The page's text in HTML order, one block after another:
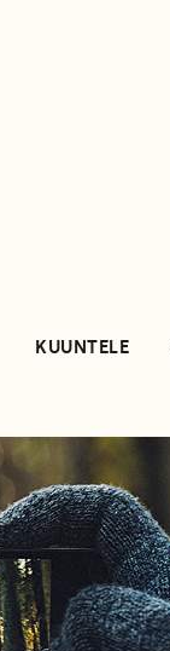
KUUNTELE